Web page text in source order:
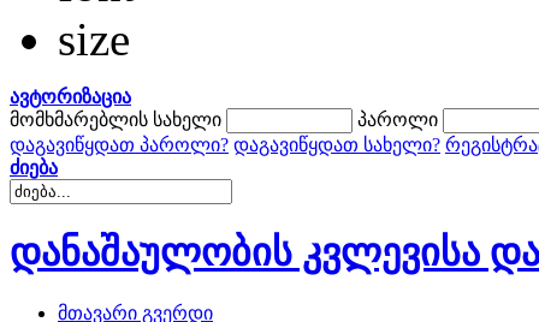
ავტორიზაცია
მომხმარებლის სახელი
პაროლი
დაგავიწყდათ პაროლი? დაგავიწყდათ სახელი?
ძიება
დანაშაულობის კვლევისა
მთავარი გვერდი